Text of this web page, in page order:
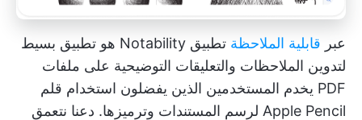
عبر قابلية الملاحظة
تطبيق Notability هو تطبيق بسيط
لتدوين الملاحظات والتعليقات التوضيحية على ملفات
PDF يخدم المستخدمين الذين يفضلون استخدام قلم
Apple Pencil لرسم المستندات وترميزها. دعنا نتعمق